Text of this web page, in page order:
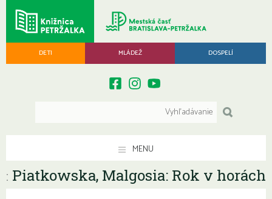
DETI MLÁDEŽ DOSPELÍ
MENU
: Piatkowska, Malgosia: Rok v horách